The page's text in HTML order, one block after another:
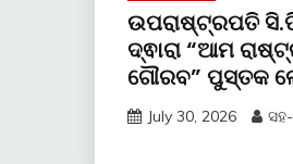
ଉପରାଷ୍ଟ୍ରପତି
ଦ୍ଵାରା “ଆମ
ଗୌରବ” ପୁସ୍ତକ
July 30, 2026